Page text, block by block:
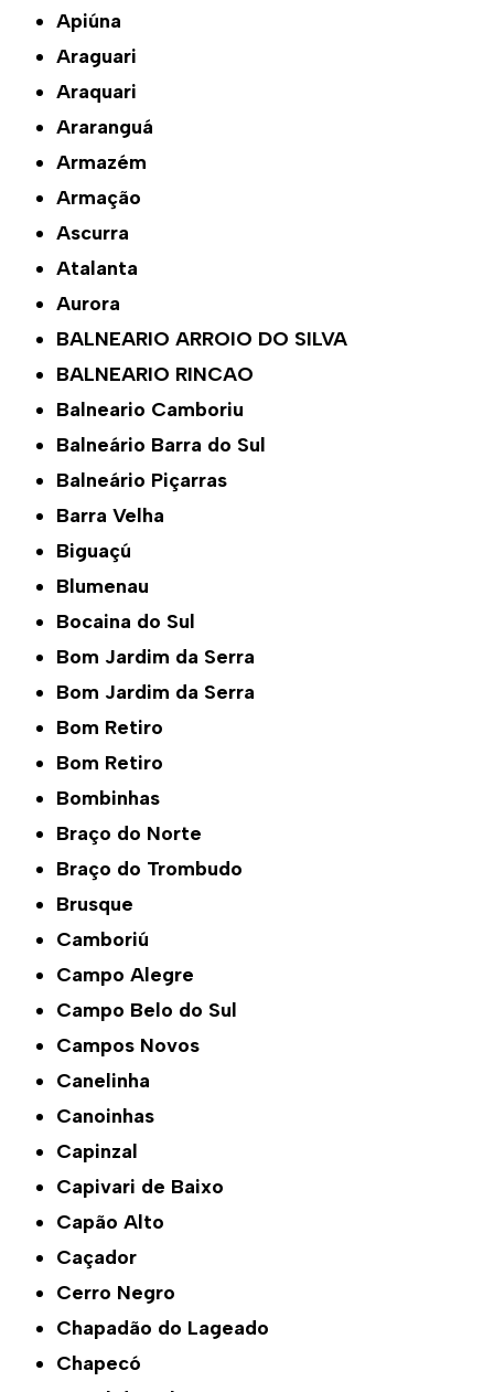
Apiúna
Araguari
Araquari
Araranguá
Armazém
Armação
Ascurra
Atalanta
Aurora
BALNEARIO ARROIO DO SILVA
BALNEARIO RINCAO
Balneario Camboriu
Balneário Barra do Sul
Balneário Piçarras
Barra Velha
Biguaçú
Blumenau
Bocaina do Sul
Bom Jardim da Serra
Bom Jardim da Serra
Bom Retiro
Bom Retiro
Bombinhas
Braço do Norte
Braço do Trombudo
Brusque
Camboriú
Campo Alegre
Campo Belo do Sul
Campos Novos
Canelinha
Canoinhas
Capinzal
Capivari de Baixo
Capão Alto
Caçador
Cerro Negro
Chapadão do Lageado
Chapecó